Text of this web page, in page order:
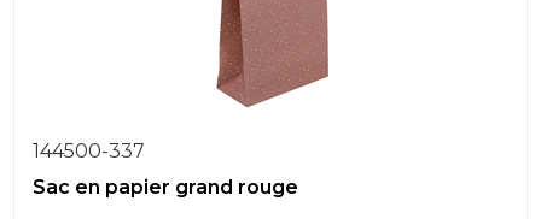
144500-337
Sac en papier grand rouge